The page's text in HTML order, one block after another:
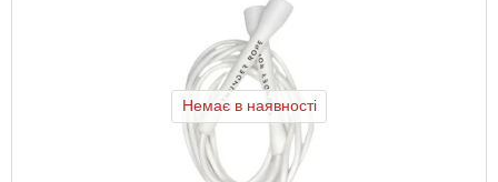
Немає в наявності